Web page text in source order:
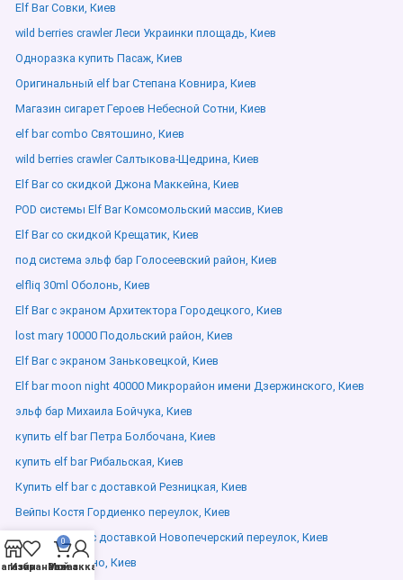
Elf Bar Совки, Киев
wild berries crawler Леси Украинки площадь, Киев
Одноразка купить Пасаж, Киев
Оригинальный elf bar Степана Ковнира, Киев
Магазин сигарет Героев Небесной Сотни, Киев
elf bar combo Святошино, Киев
wild berries crawler Салтыкова-Щедрина, Киев
Elf Bar со скидкой Джона Маккейна, Киев
POD системы Elf Bar Комсомольский массив, Киев
Elf Bar со скидкой Крещатик, Киев
под система эльф бар Голосеевский район, Киев
elfliq 30ml Оболонь, Киев
Elf Bar с экраном Архитектора Городецкого, Киев
lost mary 10000 Подольский район, Киев
Elf Bar с экраном Заньковецкой, Киев
Elf bar moon night 40000 Микрорайон имени Дзержинского, Киев
эльф бар Михаила Бойчука, Киев
купить elf bar Петра Болбочана, Киев
купить elf bar Рибальская, Киев
Купить elf bar с доставкой Резницкая, Киев
Вейпы Костя Гордиенко переулок, Киев
Купить elf bar с доставкой Новопечерский переулок, Киев
Elfliq Святошино, Киев
Избранное
0
Заказ
Мой аккаунт